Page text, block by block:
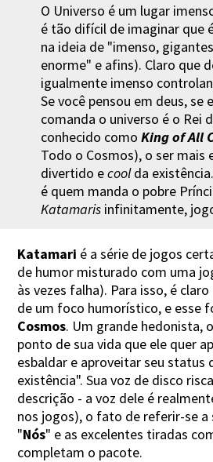
O Universo é um lugar
é tão difícil de imaginar que
na ideia de "imenso,
enorme" e afins). Claro que
igualmente imenso
Se você pensou em deus, se
comanda o universo é o Rei
conhecido como King of All
Todo o Cosmos), o ser
divertido ecoolda
é quem manda o pobre
Katamaris infinitamente,
Katamari é a série de jogos
de humor misturado com uma
às vezes falha). Para isso, é
de um foco humorístico, e esse
Cosmos. Um grande hedonista,
ponto de sua vida que ele quer
esbaldar e aproveitar seu status
existência". Sua voz de disco
descrição - a voz dele é
nos jogos), o fato de referir-se a
"Nós" e as excelentes tiradas
completam o pacote.